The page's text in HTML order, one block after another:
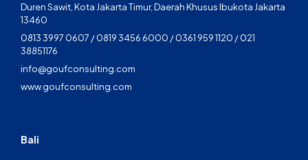
Duren Sawit, Kota Jakarta Timur, Daerah Khusus Ibukota Jakarta
13460
0813 3997 0607 / 0819 3456 6000 / 0361 959 1120 / 021
38851176
info@goufconsulting.com
www.goufconsulting.com
Bali